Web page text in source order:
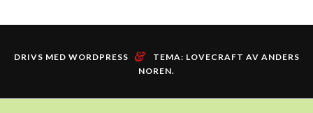
DRIVS MED WORDPRESS & TEMA: LOVECRAFT AV ANDERS
NOREN.